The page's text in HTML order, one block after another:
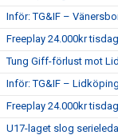
Inför: TG&IF –
Freeplay 24.000kr
Tung Giff-förlust mot
Inför: TG&IF –
Freeplay 24.000kr
U17-laget slog